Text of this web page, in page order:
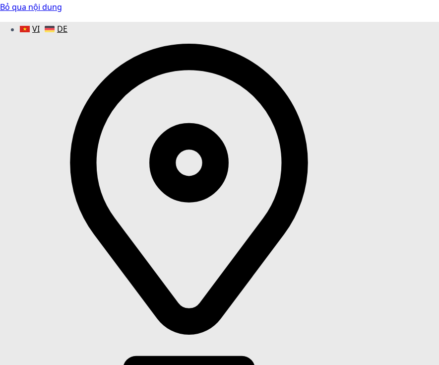
Bỏ qua nội dung
VI
DE